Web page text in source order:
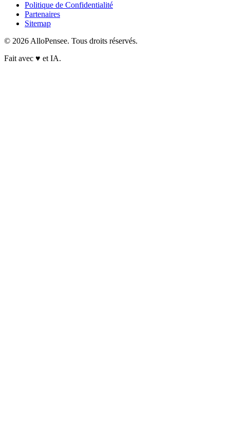
Politique de Confidentialité
Partenaires
Sitemap
© 2026 AlloPensee. Tous droits réservés.
Fait avec ♥ et IA.